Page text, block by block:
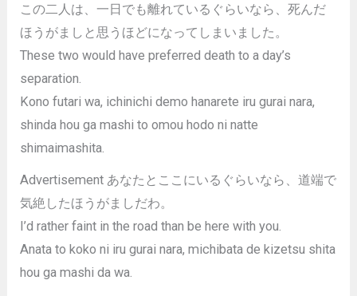
この二人は、一日でも離れているぐらいなら、死んだ
ほうがましと思うほどになってしまいました。
These two would have preferred death to a day’s
separation.
Kono futari wa, ichinichi demo hanarete iru gurai nara,
shinda hou ga mashi to omou hodo ni natte
shimaimashita.
Advertisement あなたとここにいるぐらいなら、道端で
気絶したほうがましだわ。
I’d rather faint in the road than be here with you.
Anata to koko ni iru gurai nara, michibata de kizetsu shita
hou ga mashi da wa.